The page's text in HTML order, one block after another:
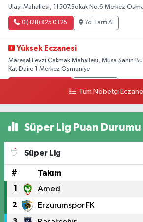
Ulaşı Mahallesi, 11507.Sokak No:6 Merkez
0 (328) 825 08 25 Yol Tarifi Al
Yüksek Eczanesi
Mareşal Fevzi Çakmak Mahallesi, Musa Şahin
Kat Daire 1 Merkez Osmaniye
Tüm Nöbetçi
Süper Lig Puan Durumu
Süper Lig
# Takım
1 Amed
2 Erzurumspor FK